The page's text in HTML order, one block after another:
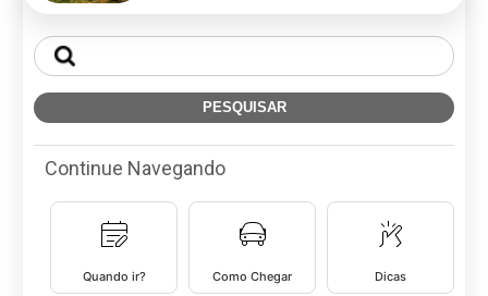
Continue Navegando
Quando ir? Como Chegar Dicas